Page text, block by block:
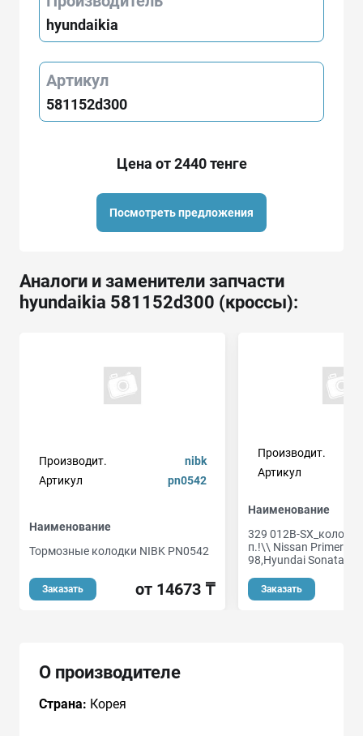
hyundaikia
Артикул
581152d300
Цена от 2440 тенге
Посмотреть предложения
Аналоги и заменители запчасти
hyundaikia 581152d300 (кроссы):
Производит.
nibk
Артикул
pn0542
Наименование
Тормозные колодки NIBK PN0542
Заказать от 14673 ₸
Производит.
Артикул
Наименование
329 012B-
п.!\\ Nissan Primera
98,Hyundai Sonata
Заказать
О производителе
Страна: Корея